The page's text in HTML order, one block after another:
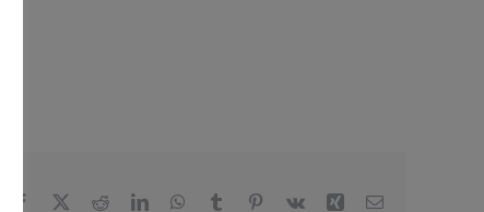
Facebook RedditLinkedInWhatsApp
Tumblr Pinterest
Vk Xing Correo